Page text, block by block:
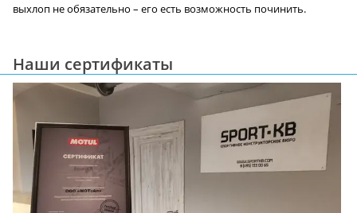
выхлоп не обязательно – его есть возможность починить.
Наши сертификаты